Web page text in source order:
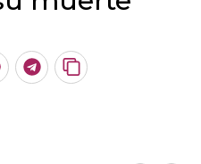
Telegram
Copiar